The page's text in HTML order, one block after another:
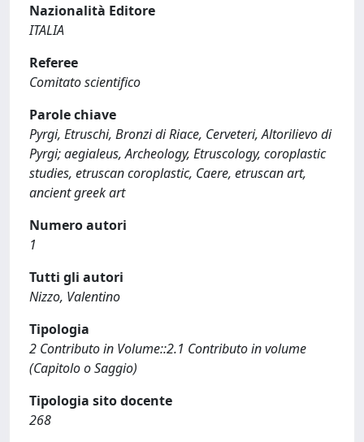
Nazionalità Editore
ITALIA
Referee
Comitato scientifico
Parole chiave
Pyrgi, Etruschi, Bronzi di Riace, Cerveteri, Altorilievo di
Pyrgi; aegialeus, Archeology, Etruscology, coroplastic
studies, etruscan coroplastic, Caere, etruscan art,
ancient greek art
Numero autori
1
Tutti gli autori
Nizzo, Valentino
Tipologia
2 Contributo in Volume::2.1 Contributo in volume
(Capitolo o Saggio)
Tipologia sito docente
268